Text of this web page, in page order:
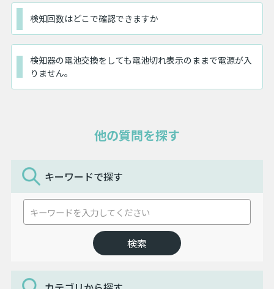
検知回数はどこで確認できますか
検知器の電池交換をしても電池切れ表示のままで電源が入
りません。
他の質問を探す
キーワードで探す